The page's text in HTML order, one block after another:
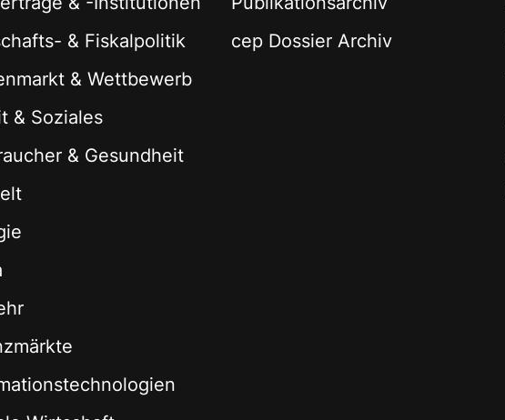
& Fiskalpolitik
& Wettbewerb
& Soziales
& Gesundheit
cep Dossier Archiv